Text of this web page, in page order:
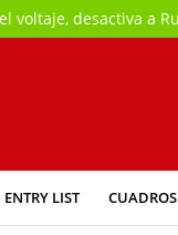
ENTRY LIST CUADROS